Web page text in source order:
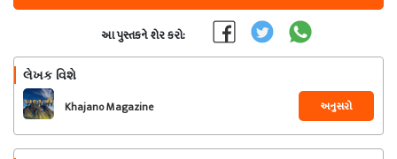
આ પુસ્તકને શેર કરો:
લેખક વિશે
Khajano Magazine અનુસરો